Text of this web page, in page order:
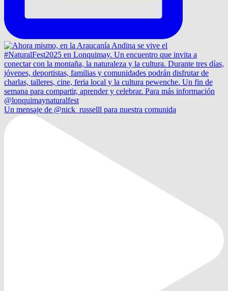
Un mensaje de @nick_russelll para nuestra comunida